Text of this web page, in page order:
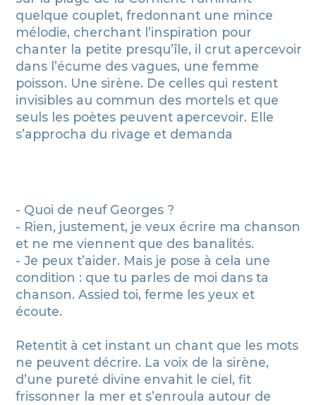
quelque couplet, fredonnant une mince
mélodie, cherchant l’inspiration pour
chanter la petite presqu’île, il crut apercevoir
dans l’écume des vagues, une femme
poisson. Une sirène. De celles qui restent
invisibles au commun des mortels et que
seuls les poètes peuvent apercevoir. Elle
s’approcha du rivage et demanda
- Quoi de neuf Georges ?
- Rien, justement, je veux écrire ma chanson
et ne me viennent que des banalités.
- Je peux t’aider. Mais je pose à cela une
condition : que tu parles de moi dans ta
chanson. Assied toi, ferme les yeux et
écoute.
Retentit à cet instant un chant que les mots
ne peuvent décrire. La voix de la sirène,
d’une pureté divine envahit le ciel, fit
frissonner la mer et s’enroula autour de